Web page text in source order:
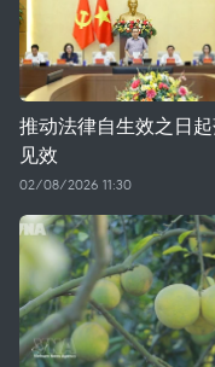
推动法律自生效之日
见效
02/08/2026 11:30